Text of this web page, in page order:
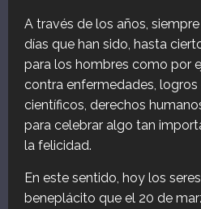
A través de los años,
días que han sido, hasta
para los hombres como por
contra enfermedades,
científicos, derechos
para celebrar algo tan
la felicidad.
En este sentido, hoy los
beneplácito que el 20 de